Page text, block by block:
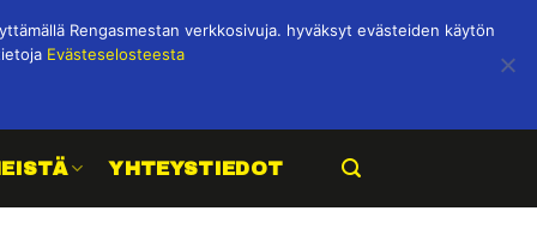
YHTEYSTIEDOT
Rengasmestan verkkosivuja. hyväksyt evästeiden käytön
Evästeselosteesta